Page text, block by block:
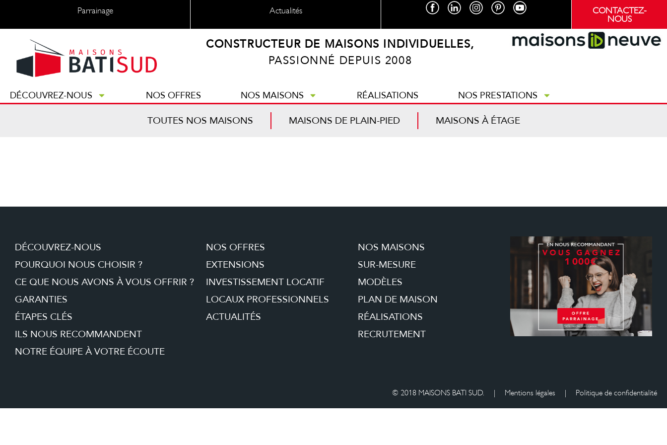
Parrainage Actualités CONTACTEZ-
NOUS
CONSTRUCTEUR DE MAISONS INDIVIDUELLES,
PASSIONNÉ DEPUIS 2008
DÉCOUVREZ-NOUS NOS OFFRES NOS MAISONS RÉALISATIONS NOS PRESTATIONS
TOUTES NOS MAISONS MAISONS DE PLAIN-PIED MAISONS À ÉTAGE
DÉCOUVREZ-NOUS
POURQUOI NOUS CHOISIR ?
CE QUE NOUS AVONS À VOUS OFFRIR ?
GARANTIES
ÉTAPES CLÉS
ILS NOUS RECOMMANDENT
NOTRE ÉQUIPE À VOTRE ÉCOUTE
NOS OFFRES
EXTENSIONS
INVESTISSEMENT LOCATIF
LOCAUX PROFESSIONNELS
ACTUALITÉS
NOS MAISONS
SUR-MESURE
MODÈLES
PLAN DE MAISON
RÉALISATIONS
RECRUTEMENT
© 2018 MAISONS BATI SUD. | Mentions légales | Politique de confidentialité